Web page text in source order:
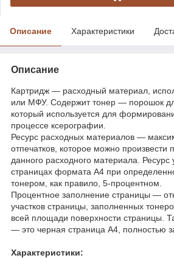
Описание Характеристики
Описание
Картридж — расходный материал,
или МФУ. Содержит тонер — порошок
который используется для
процессе ксерографии.
Ресурс расходных материалов —
отпечатков, которое можно произвести
данного расходного материала. Ресурс
страницах формата А4 при
тонером, как правило, 5-процентном.
Процентное заполнение страницы —
участков страницы, заполненных
всей площади поверхности страницы.
— это черная страница А4, полностью
Характеристики: